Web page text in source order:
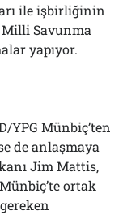
ile işbirliğinin
Savunma
yapıyor.
YPG Münbiç’ten
de anlaşmaya
Jim Mattis,
ortak